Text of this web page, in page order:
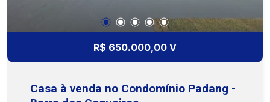
Uma excelente oportunidade para morar bem ou
Cohab Premium Imobiliária PJ 208 - (79) 3231-
R$ 650.000,00 V
Casa à venda no Condomínio Padang -